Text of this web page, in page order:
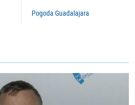
Pogoda Guadalajara